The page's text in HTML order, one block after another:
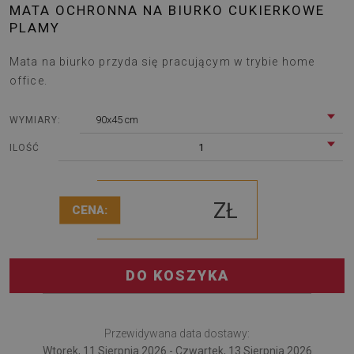
MATA OCHRONNA NA BIURKO CUKIERKOWE
PLAMY
Mata na biurko przyda się pracującym w trybie home
office.
WYMIARY: 90x45 cm
ILOŚĆ 1
CENA: ZŁ
DO KOSZYKA
Przewidywana data dostawy:
Wtorek, 11 Sierpnia 2026 - Czwartek, 13 Sierpnia 2026